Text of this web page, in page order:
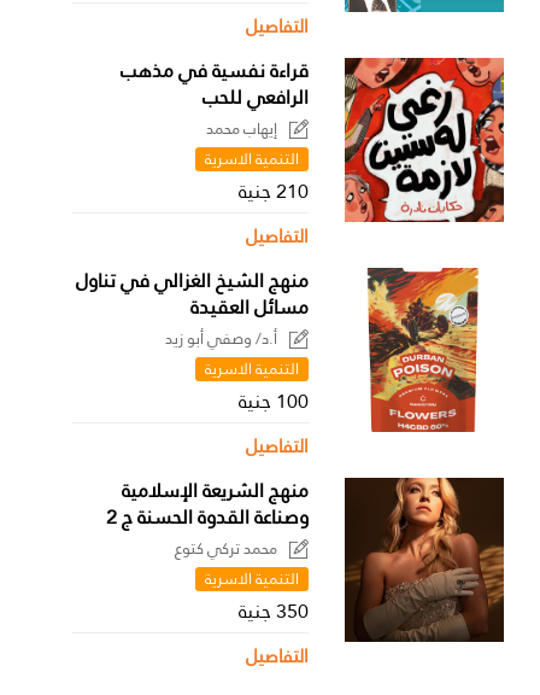
التفاصيل
قراءة نفسية في مذهب
الرافعي للحب
إيهاب محمد
التنمية الاسرية
210 جنية
التفاصيل
منهج الشيخ الغزالي في تناول
مسائل العقيدة
أ.د/ وصفي أبو زيد
التنمية الاسرية
100 جنية
التفاصيل
منهج الشريعة الإسلامية
وصناعة القدوة الحسنة ج 2
محمد تركي كتوع
التنمية الاسرية
350 جنية
التفاصيل